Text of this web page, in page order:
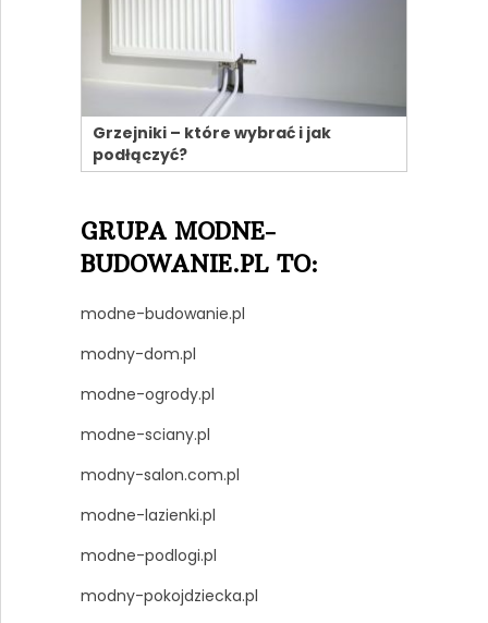
Grzejniki – które wybrać i jak
podłączyć?
GRUPA MODNE-
BUDOWANIE.PL TO:
modne-budowanie.pl
modny-dom.pl
modne-ogrody.pl
modne-sciany.pl
modny-salon.com.pl
modne-lazienki.pl
modne-podlogi.pl
modny-pokojdziecka.pl